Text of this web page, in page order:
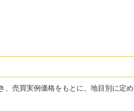
、売買実例価格をもとに、地目別に定め